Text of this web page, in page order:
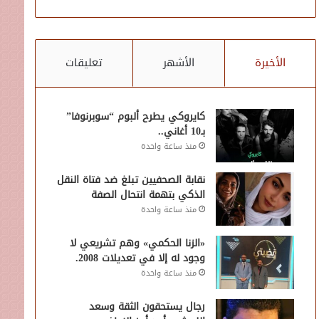
الأخيرة الأشهر تعليقات
كايروكي يطرح ألبوم “سوبرنوفا”
بـ10 أغاني..
منذ ساعة واحدة
نقابة الصحفيين تبلغ ضد فتاة النقل
الذكي بتهمة انتحال الصفة
منذ ساعة واحدة
«الزنا الحكمي» وهم تشريعي لا
وجود له إلا في تعديلات 2008.
منذ ساعة واحدة
رجال يستحقون الثقة وسعد